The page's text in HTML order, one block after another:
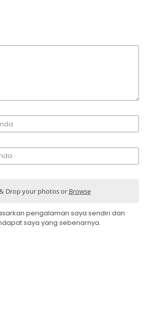
Drop your photos or Browse
pengalaman saya sendiri dan
saya yang sebenarnya.